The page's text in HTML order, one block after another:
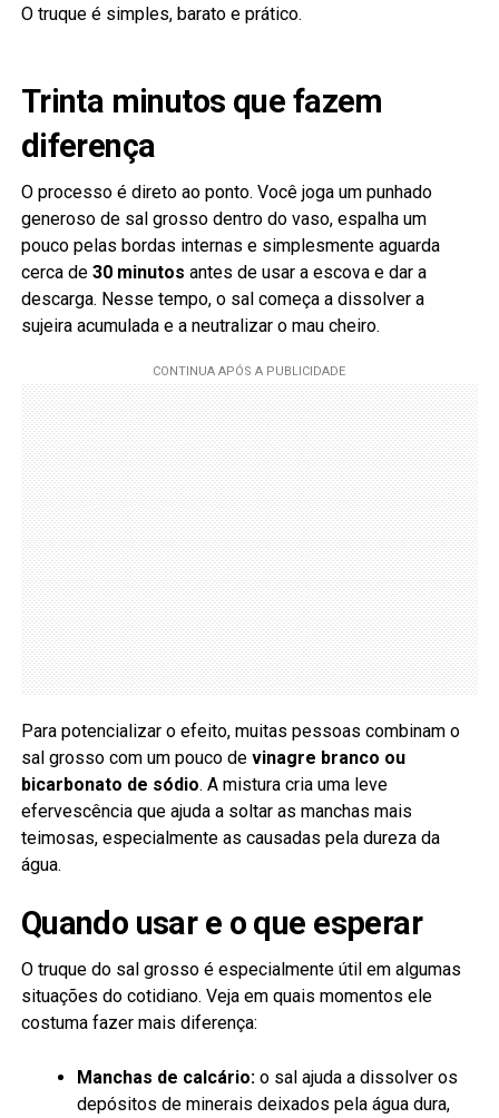
O truque é simples, barato e prático.
Trinta minutos que fazem
diferença
O processo é direto ao ponto. Você joga um punhado
generoso de sal grosso dentro do vaso, espalha um
pouco pelas bordas internas e simplesmente aguarda
cerca de 30 minutos antes de usar a escova e dar a
descarga. Nesse tempo, o sal começa a dissolver a
sujeira acumulada e a neutralizar o mau cheiro.
Para potencializar o efeito, muitas pessoas combinam o
sal grosso com um pouco de vinagre branco ou
bicarbonato de sódio. A mistura cria uma leve
efervescência que ajuda a soltar as manchas mais
teimosas, especialmente as causadas pela dureza da
água.
Quando usar e o que esperar
O truque do sal grosso é especialmente útil em algumas
situações do cotidiano. Veja em quais momentos ele
costuma fazer mais diferença:
Manchas de calcário:o sal ajuda a dissolver os
depósitos de minerais deixados pela água dura,